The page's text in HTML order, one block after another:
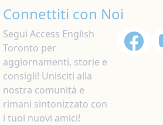
Connettiti con Noi
Segui Access English
Toronto per
aggiornamenti, storie e
consigli! Unisciti alla
nostra comunità e
rimani sintonizzato con
i tuoi nuovi amici!